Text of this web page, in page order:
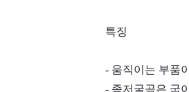
특징
- 움직이는 부품
- 족저굴곡은 굽